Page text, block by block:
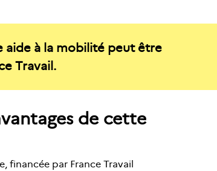
aide à la mobilité peut être
Travail.
de cette
financée par France Travail